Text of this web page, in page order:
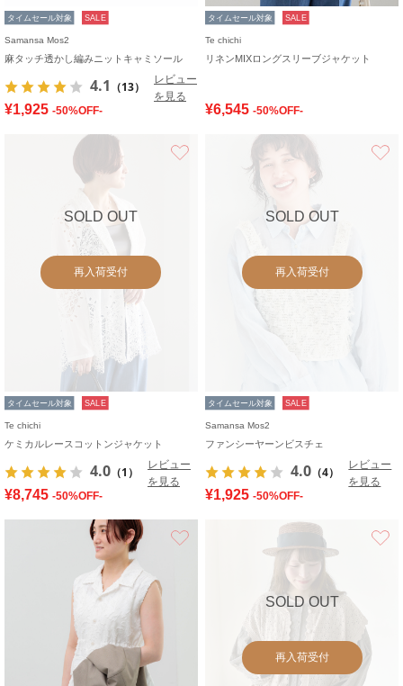
タイムセール対象 SALE
Samansa Mos2
麻タッチ透かし編みニットキャミソール
4.1 （13）
レビュー
を見る
¥1,925 -50%OFF-
タイムセール対象 SALE
Te chichi
リネンMIXロングスリーブジャケット
¥6,545 -50%OFF-
SOLD OUT
再入荷受付
タイムセール対象 SALE
Te chichi
ケミカルレースコットンジャケット
4.0 （1）
レビュー
を見る
¥8,745 -50%OFF-
SOLD OUT
再入荷受付
タイムセール対象 SALE
Samansa Mos2
ファンシーヤーンビスチェ
4.0 （4）
レビュー
を見る
¥1,925 -50%OFF-
SOLD OUT
再入荷受付